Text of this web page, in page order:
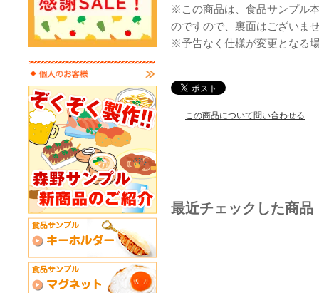
※この商品は、食品サンプル
のですので、裏面はございま
※予告なく仕様が変更となる
この商品について問い合わせる
最近チェックした商品